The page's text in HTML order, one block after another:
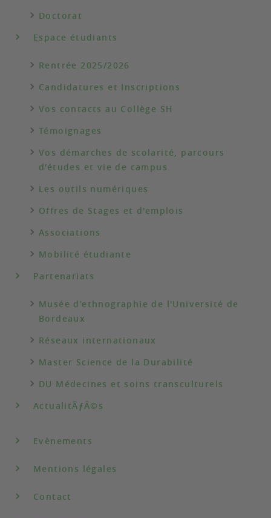
Doctorat
Espace étudiants
Rentrée 2025/2026
Candidatures et Inscriptions
Vos contacts au Collège SH
Témoignages
Vos démarches de scolarité, parcours
d'études et vie de campus
Les outils numériques
Offres de Stages et d'emplois
Associations
Mobilité étudiante
Partenariats
Musée d’ethnographie de l'Université de
Bordeaux
Réseaux internationaux
Master Science de la Durabilité
DU Médecines et soins transculturels
ActualitÃƒÂ©s
Evènements
Mentions légales
Contact